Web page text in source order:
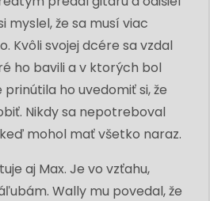
myslel, že sa musí viac
Kvôli svojej dcére sa vzdal
ho bavili a v ktorých bol
ho uvedomiť si, že
Nikdy sa nepotreboval
mohol mať všetko naraz.
aj Max. Je vo vzťahu,
Wally mu povedal, že